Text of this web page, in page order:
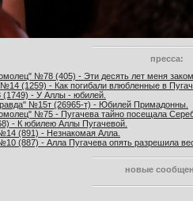
пресса:
№78 (405) - Эти десять лет меня
№14 (1259) - Как погибали влюбленные в
- У Аллы - юбилей.
№15т (26965-т) - Юбилей Примадонны.
№75 - Пугачева тайно посещала
- К юбилею Аллы Пугачевой.
(891) - Незнакомая Алла.
(887) - Алла Пугачева опять разрешила
новые